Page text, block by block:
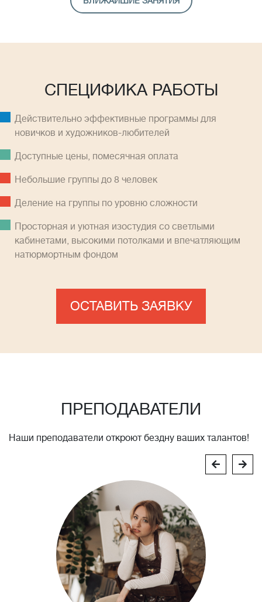
СПЕЦИФИКА РАБОТЫ
Действительно эффективные программы для
новичков и художников-любителей
Доступные цены, помесячная оплатa
Небольшие группы до 8 человек
Деление на группы по уровню сложности
Просторная и уютная изостудия со светлыми
кабинетами, высокими потолками и впечатляющим
натюрмортным фондом
ОСТАВИТЬ ЗАЯВКУ
ПРЕПОДАВАТЕЛИ
Наши преподаватели откроют бездну ваших талантов!